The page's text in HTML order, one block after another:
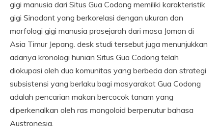
gigi manusia dari Situs Gua Codong memiliki karakteristik
gigi Sinodont yang berkorelasi dengan ukuran dan
morfologi gigi manusia prasejarah dari masa Jomon di
Asia Timur Jepang. desk studi tersebut juga menunjukkan
adanya kronologi hunian Situs Gua Codong telah
diokupasi oleh dua komunitas yang berbeda dan strategi
subsistensi yang berlaku bagi masyarakat Gua Codong
adalah pencarian makan bercocok tanam yang
diperkenalkan oleh ras mongoloid berpenutur bahasa
Austronesia.